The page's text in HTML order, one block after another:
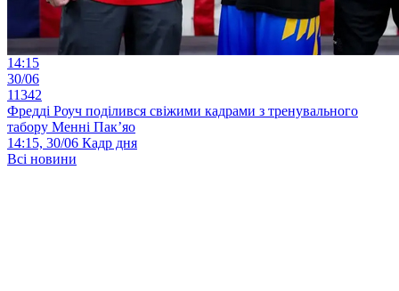
14:15
30/06
11342
Фредді Роуч поділився свіжими кадрами з тренувального
табору Менні Пак’яо
14:15, 30/06 Кадр дня
Всі новини